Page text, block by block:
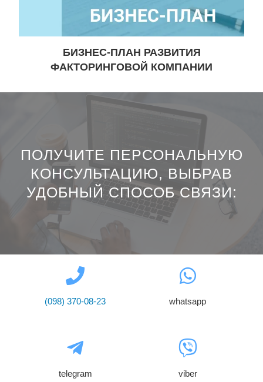
БИЗНЕС-ПЛАН РАЗВИТИЯ
ФАКТОРИНГОВОЙ КОМПАНИИ
ПОЛУЧИТЕ ПЕРСОНАЛЬНУЮ
КОНСУЛЬТАЦИЮ, ВЫБРАВ
УДОБНЫЙ СПОСОБ СВЯЗИ:
(098) 370-08-23 whatsapp
telegram viber